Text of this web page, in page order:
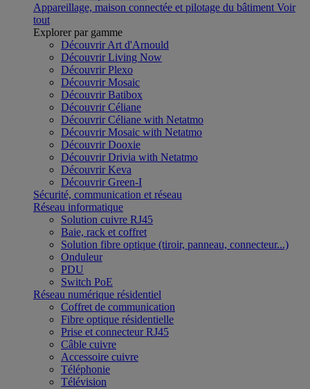
Appareillage, maison connectée et pilotage du bâtiment Voir
tout
Explorer par gamme
Découvrir Art d'Arnould
Découvrir Living Now
Découvrir Plexo
Découvrir Mosaic
Découvrir Batibox
Découvrir Céliane
Découvrir Céliane with Netatmo
Découvrir Mosaic with Netatmo
Découvrir Dooxie
Découvrir Drivia with Netatmo
Découvrir Keva
Découvrir Green-I
Sécurité, communication et réseau
Réseau informatique
Solution cuivre RJ45
Baie, rack et coffret
Solution fibre optique (tiroir, panneau, connecteur...)
Onduleur
PDU
Switch PoE
Réseau numérique résidentiel
Coffret de communication
Fibre optique résidentielle
Prise et connecteur RJ45
Câble cuivre
Accessoire cuivre
Téléphonie
Télévision